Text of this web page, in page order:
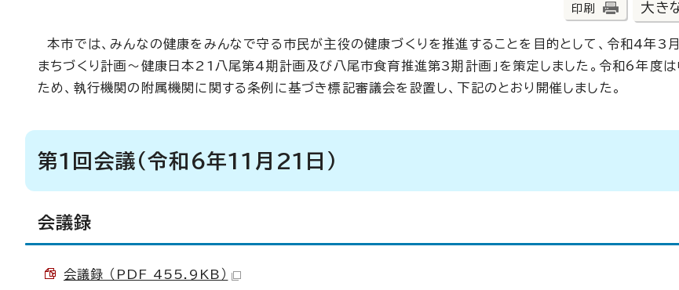
印刷 大き
本市では、みんなの健康をみんなで守る市民が主役の健康づくりを推進することを目的として、令和4年3
まちづくり計画～健康日本21八尾第4期計画及び八尾市食育推進第3期計画」を策定しました。令和6年度は
ため、執行機関の附属機関に関する条例に基づき標記審議会を設置し、下記のとおり開催しました。
第1回会議（令和6年11月21日）
会議録
会議録 （PDF 455.9KB）